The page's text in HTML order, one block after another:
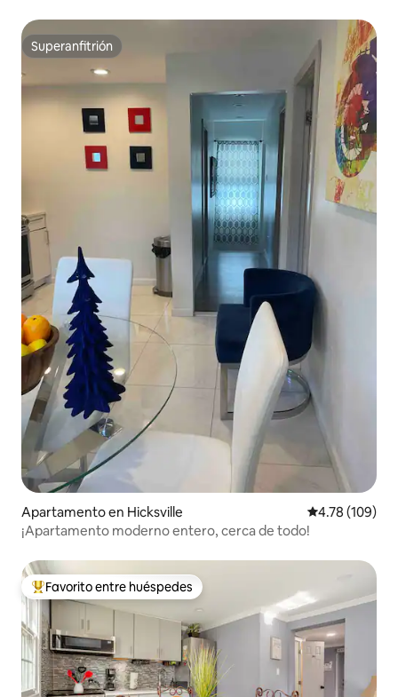
Superanfitrión
Superanfitrión
Apartamento en Hicksville Calificación
4.78 (109)
¡Apartamento moderno entero, cerca de todo!
Favorito entre huéspedes preferido
Favorito entre huéspedes